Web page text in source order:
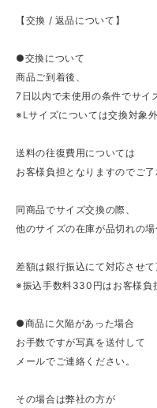
【交換 / 返品について】
●交換について
商品ご到着後、
7日以内で未使用の条件でサイ
※Lサイズについては交換対象外
送料の往復費用については
お客様負担となりますのでご了
同商品でサイズ交換の際、
他のサイズの在庫が品切れの
差額は銀行振込にて対応させて
※振込手数料330円はお客様負
●商品に欠陥があった場合
お手数ですが写真を送付して
メールでご連絡ください。
その場合は弊社の方が